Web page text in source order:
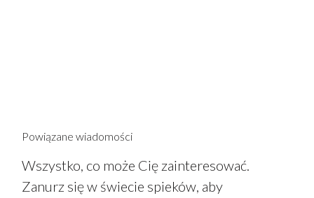
Powiązane wiadomości
Wszystko, co może Cię zainteresować.
Zanurz się w świecie spieków, aby